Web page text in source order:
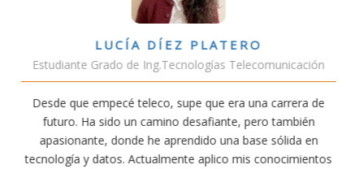
de
en
VÍCTOR SÁNCHEZ VALENCIA
Estudiante Doble Grado Teleco-ADE
Estudiar teleco me ha permitido comprender
conectividad afecta nuestra vida diaria. Aunque la
exige esfuerzo, he dedicado parte de mi tiempo a
actividades como el salvamento y socorrismo.